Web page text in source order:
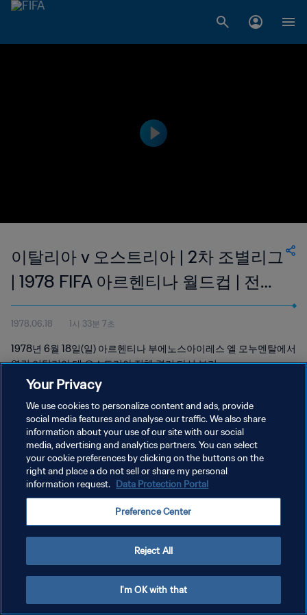
이탈리아 v 오스트리아 | 2차 조별리그
| 1978 FIFA 아르헨티나 월드컵 | 전체
경기 영상 다시 보기
1978.06.18 1시 33분 7초
1978년 6월 18일(일) 아르헨티나 부에노스아이레스 엘 모누멘탈에서
열린 이탈리아 대 오스트리아 전체 경기 다시 보기
개인정보 보호정책
서비스 약관
쿠키 기본 설정 관리
Your Privacy
We use cookies to personalize content and ads, provide
social media features and analyse our traffic. We also share
information about your use of our site with our social
media, advertising and analytics partners. You can select
your cookie preferences by clicking on the buttons on the
right and place a do not sell or share my personal
information request. Data Protection Portal
Preference Center
Reject All
I'm OK with that